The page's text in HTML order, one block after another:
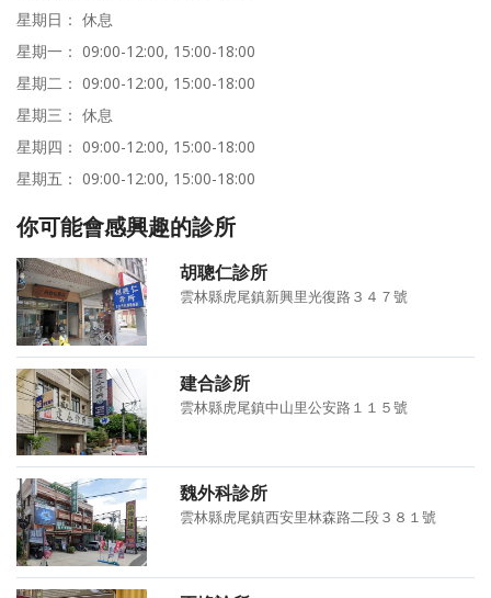
星期日： 休息
星期一： 09:00-12:00, 15:00-18:00
星期二： 09:00-12:00, 15:00-18:00
星期三： 休息
星期四： 09:00-12:00, 15:00-18:00
星期五： 09:00-12:00, 15:00-18:00
你可能會感興趣的診所
胡聰仁診所
雲林縣虎尾鎮新興里光復路３４７號
建合診所
雲林縣虎尾鎮中山里公安路１１５號
魏外科診所
雲林縣虎尾鎮西安里林森路二段３８１號